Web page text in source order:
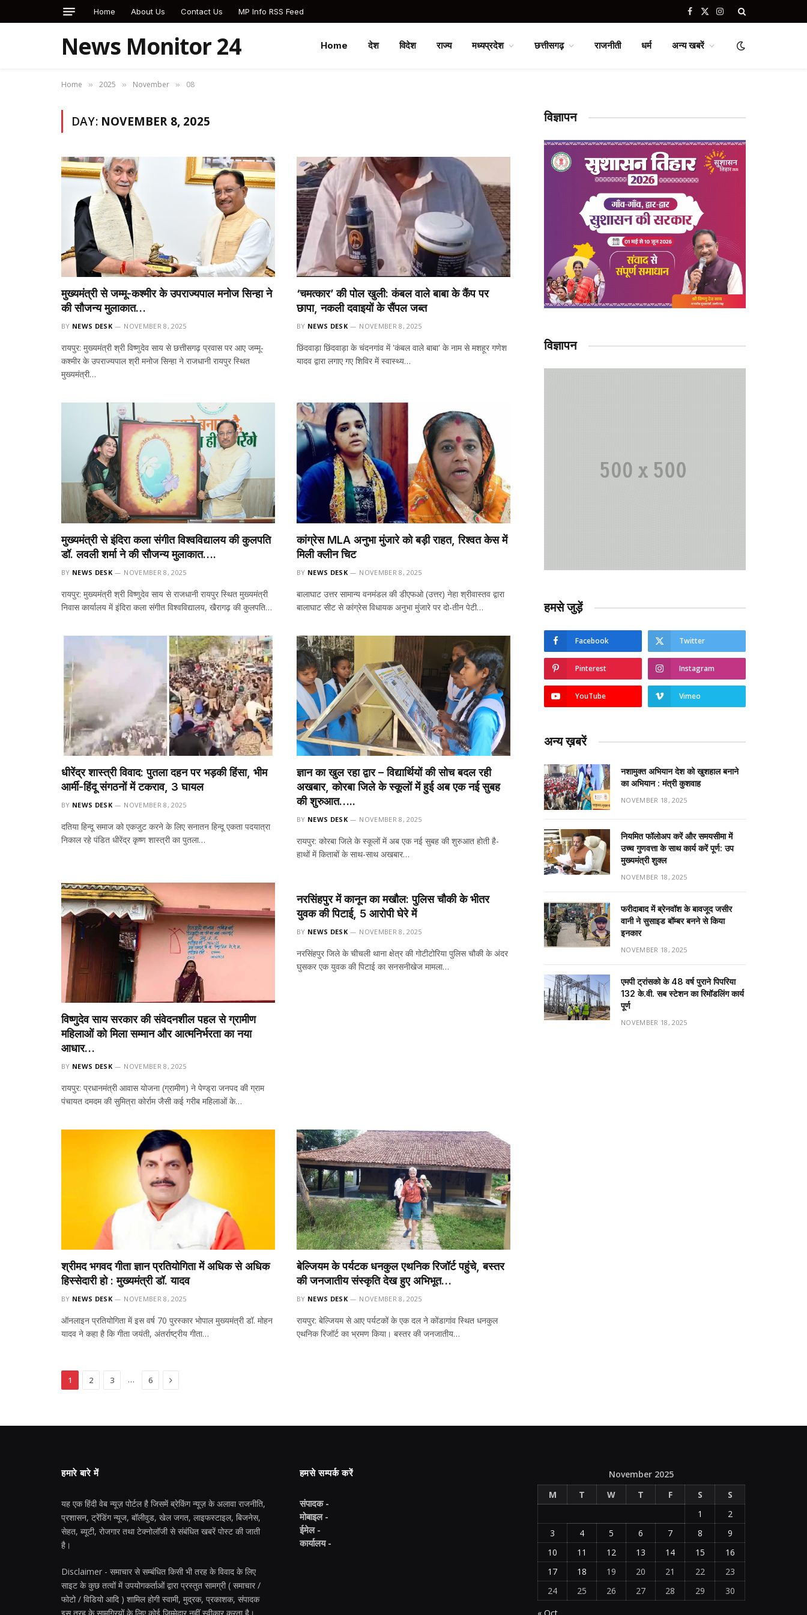
Home About Us Contact Us MP Info RSS Feed Facebook
X
Instagram
News Monitor 24 Home देश विदेश राज्य मध्यप्रदेश छत्तीसगढ़ राजनीती धर्म अन्य खबरें
Home » 2025 » November » 08
DAY: NOVEMBER 8, 2025
मुख्यमंत्री से जम्मू-कश्मीर के उपराज्यपाल मनोज सिन्हा ने
की सौजन्य मुलाकात…
BY NEWS DESK NOVEMBER 8, 2025
रायपुर: मुख्यमंत्री श्री विष्णुदेव साय से छत्तीसगढ़ प्रवास पर आए जम्मू-
कश्मीर के उपराज्यपाल श्री मनोज सिन्हा ने राजधानी रायपुर स्थित
मुख्यमंत्री…
‘चमत्कार’ की पोल खुली: कंबल वाले बाबा के कैंप पर
छापा, नकली दवाइयों के सैंपल जब्त
BY NEWS DESK NOVEMBER 8, 2025
छिंदवाड़ा छिंदवाड़ा के चंदनगांव में 'कंबल वाले बाबा' के नाम से मशहूर गणेश
यादव द्वारा लगाए गए शिविर में स्वास्थ्य…
मुख्यमंत्री से इंदिरा कला संगीत विश्वविद्यालय की कुलपति
डॉ. लवली शर्मा ने की सौजन्य मुलाकात….
BY NEWS DESK NOVEMBER 8, 2025
रायपुर: मुख्यमंत्री श्री विष्णुदेव साय से राजधानी रायपुर स्थित मुख्यमंत्री
निवास कार्यालय में इंदिरा कला संगीत विश्वविद्यालय, खैरागढ़ की कुलपति…
कांग्रेस MLA अनुभा मुंजारे को बड़ी राहत, रिश्वत केस में
मिली क्लीन चिट
BY NEWS DESK NOVEMBER 8, 2025
बालाघाट उत्तर सामान्य वनमंडल की डीएफओ (उत्तर) नेहा श्रीवास्तव द्वारा
बालाघाट सीट से कांग्रेस विधायक अनुभा मुंजारे पर दो-तीन पेटी…
धीरेंद्र शास्त्री विवाद: पुतला दहन पर भड़की हिंसा, भीम
आर्मी-हिंदू संगठनों में टकराव, 3 घायल
BY NEWS DESK NOVEMBER 8, 2025
दतिया हिन्दू समाज को एकजुट करने के लिए सनातन हिन्दू एकता पदयात्रा
निकाल रहे पंडित धीरेंद्र कृष्ण शास्त्री का पुतला…
ज्ञान का खुल रहा द्वार – विद्यार्थियों की सोच बदल रही
अखबार, कोरबा जिले के स्कूलों में हुई अब एक नई सुबह
की शुरुआत…..
BY NEWS DESK NOVEMBER 8, 2025
रायपुर: कोरबा जिले के स्कूलों में अब एक नई सुबह की शुरुआत होती है-
हाथों में किताबों के साथ-साथ अखबार…
विष्णुदेव साय सरकार की संवेदनशील पहल से ग्रामीण
महिलाओं को मिला सम्मान और आत्मनिर्भरता का नया
आधार…
BY NEWS DESK NOVEMBER 8, 2025
रायपुर: प्रधानमंत्री आवास योजना (ग्रामीण) ने पेण्ड्रा जनपद की ग्राम
पंचायत दमदम की सुमित्रा कोर्राम जैसी कई गरीब महिलाओं के…
नरसिंहपुर में कानून का मखौल: पुलिस चौकी के भीतर
युवक की पिटाई, 5 आरोपी घेरे में
BY NEWS DESK NOVEMBER 8, 2025
नरसिंहपुर जिले के चीचली थाना क्षेत्र की गोटीटोरिया पुलिस चौकी के अंदर
घुसकर एक युवक की पिटाई का सनसनीखेज मामला…
श्रीमद भगवद गीता ज्ञान प्रतियोगिता में अधिक से अधिक
हिस्सेदारी हो : मुख्यमंत्री डॉ. यादव
BY NEWS DESK NOVEMBER 8, 2025
ऑनलाइन प्रतियोगिता में इस वर्ष 70 पुरस्कार भोपाल मुख्यमंत्री डॉ. मोहन
यादव ने कहा है कि गीता जयंती, अंतर्राष्ट्रीय गीता…
बेल्जियम के पर्यटक धनकुल एथनिक रिजॉर्ट पहुंचे, बस्तर
की जनजातीय संस्कृति देख हुए अभिभूत…
BY NEWS DESK NOVEMBER 8, 2025
रायपुर: बेल्जियम से आए पर्यटकों के एक दल ने कोंडागांव स्थित धनकुल
एथनिक रिजॉर्ट का भ्रमण किया। बस्तर की जनजातीय…
1 2 3 … 6 Next
विज्ञापन
विज्ञापन
हमसे जुड़ें
Facebook Twitter
Pinterest Instagram
YouTube Vimeo
अन्य ख़बरें
नशामुक्त अभियान देश को खुशहाल बनाने
का अभियान : मंत्री कुशवाह
NOVEMBER 18, 2025
नियमित फॉलोअप करें और समयसीमा में
उच्च गुणवत्ता के साथ कार्य करें पूर्ण: उप
मुख्यमंत्री शुक्ल
NOVEMBER 18, 2025
फरीदाबाद में ब्रेनवॉश के बावजूद जसीर
वानी ने सुसाइड बॉम्बर बनने से किया
इनकार
NOVEMBER 18, 2025
एमपी ट्रांसको के 48 वर्ष पुराने पिपरिया
132 के.वी. सब स्टेशन का रिमॉडलिंग कार्य
पूर्ण
NOVEMBER 18, 2025
हमारे बारे में
यह एक हिंदी वेब न्यूज़ पोर्टल है जिसमें ब्रेकिंग न्यूज़ के अलावा राजनीति,
प्रशासन, ट्रेंडिंग न्यूज, बॉलीवुड, खेल जगत, लाइफस्टाइल, बिजनेस,
सेहत, ब्यूटी, रोजगार तथा टेक्नोलॉजी से संबंधित खबरें पोस्ट की जाती
है।
Disclaimer - समाचार से सम्बंधित किसी भी तरह के विवाद के लिए
साइट के कुछ तत्वों में उपयोगकर्ताओं द्वारा प्रस्तुत सामग्री ( समाचार /
फोटो / विडियो आदि ) शामिल होगी स्वामी, मुद्रक, प्रकाशक, संपादक
हमसे सम्पर्क करें
संपादक -
मोबाइल -
ईमेल -
कार्यालय -
November 2025
M
T W T F S
S
1
2
3
4 5 6 7 8
9
10
11 12 13 14 15
16
17
18 19 20 21 22
23
24
25 26 27 28 29
30